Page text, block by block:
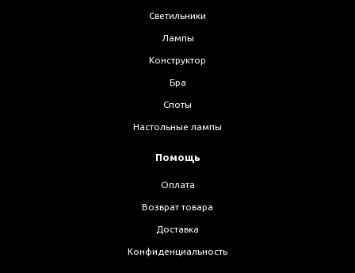
Светильники
Лампы
Конструктор
Бра
Споты
Настольные лампы
Помощь
Оплата
Возврат товара
Доставка
Конфиденциальность